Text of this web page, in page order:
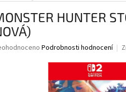
HUNTER
Podrobnosti hodnocení